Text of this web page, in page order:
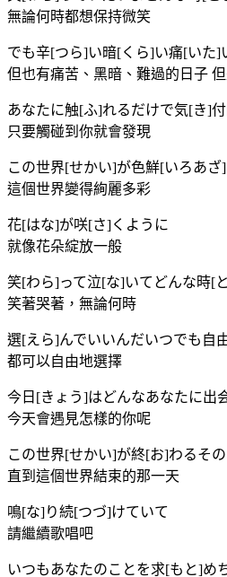
無論何時都想保持微笑
でも辛[つら]い暗[くら]い痛[いた]
但也有痛苦、黑暗、難過的日子 但
あなたに触[ふ]れるだけで気[き]
只要觸碰到你就會發現
この世界[せかい]が色鮮[いろあざ
這個世界變得絢麗多彩
花[はな]が咲[さ]くように
就像花朵綻放一般
笑[わら]って泣[な]いてどんな時[
笑著哭著，無論何時
選[えら]んでいいんだいつでも自
都可以自由地選擇
今日[きょう]はどんなあなたに出
今天會遇見怎樣的你呢
この世界[せかい]が終[お]わるそ
直到這個世界結束的那一天
鳴[な]り続[つづ]けていて
請繼續歌唱吧
いつもあなたのことを求[もと]め